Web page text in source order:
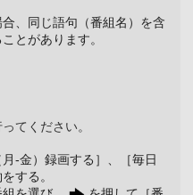
、同じ語句（番組名）を含
とがあります。
てください。
-金）録画する］、［毎日
する。